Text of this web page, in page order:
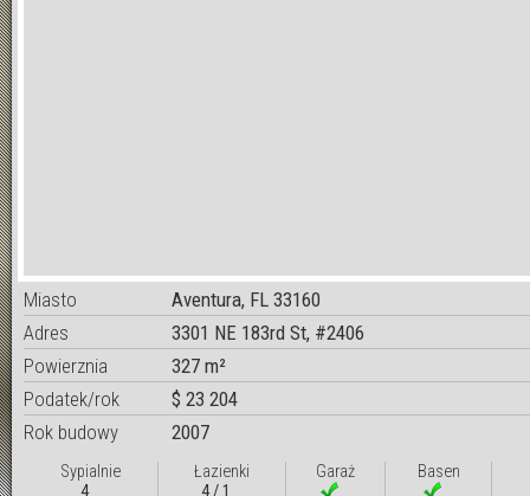
Miasto
Aventura, FL 33160
Adres
3301 NE 183rd St, #2406
Powierznia
327 m²
Podatek/rok
$ 23 204
Rok budowy
2007
Sypialnie
4
Łazienki
4 / 1
Garaż Basen